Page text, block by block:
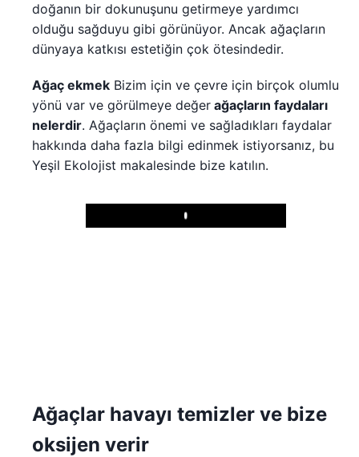
doğanın bir dokunuşunu getirmeye yardımcı
olduğu sağduyu gibi görünüyor. Ancak ağaçların
dünyaya katkısı estetiğin çok ötesindedir.
Ağaç ekmek Bizim için ve çevre için birçok olumlu
yönü var ve görülmeye değer ağaçların faydaları
nelerdir. Ağaçların önemi ve sağladıkları faydalar
hakkında daha fazla bilgi edinmek istiyorsanız, bu
Yeşil Ekolojist makalesinde bize katılın.
Play
Ağaçlar havayı temizler ve bize
oksijen verir